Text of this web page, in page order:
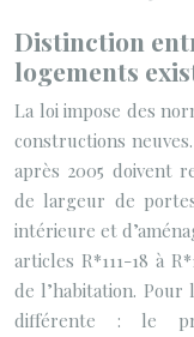
Distinction
logements
La loi impose des
constructions
après 2005 doivent
de largeur de
intérieure et
articles R*111-18 à
de l’habitation.
différente : le